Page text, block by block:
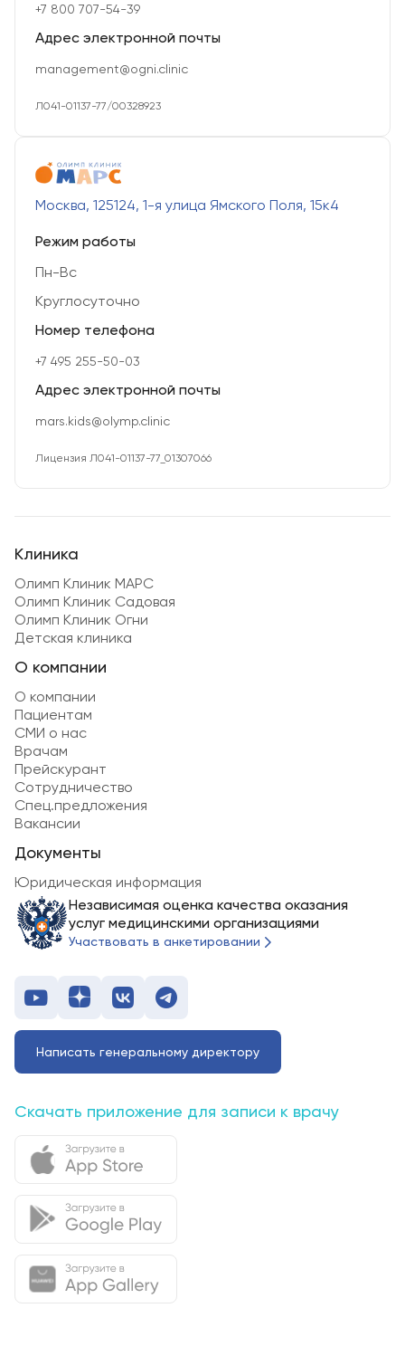
+7 800 707-54-39
Адрес электронной почты
management@ogni.clinic
Л041-01137-77/00328923
Москва, 125124, 1-я улица Ямского Поля, 15к4
Режим работы
Пн-Вс
Круглосуточно
Номер телефона
+7 495 255-50-03
Адрес электронной почты
mars.kids@olymp.clinic
Лицензия Л041-01137-77_01307066
Скачать приложение для записи к врачу
Написать генеральному директору
Клиника
Олимп Клиник МАРС
Олимп Клиник Садовая
Олимп Клиник Огни
Детская клиника
О компании
О компании
Пациентам
СМИ о нас
Врачам
Прейскурант
Сотрудничество
Спец.предложения
Вакансии
Документы
Юридическая информация
Независимая оценка качества оказания
услуг медицинскими организациями
Участвовать в анкетировании